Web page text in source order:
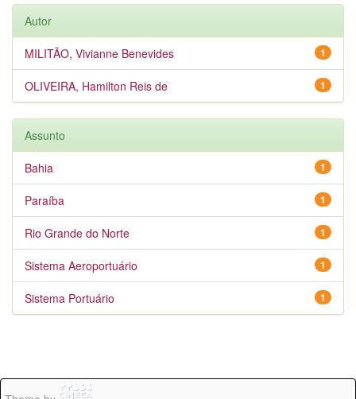
Autor
1
MILITÃO, Vivianne Benevides
1
OLIVEIRA, Hamilton Reis de
Assunto
1
Bahia
1
Paraíba
1
Rio Grande do Norte
1
Sistema Aeroportuário
1
Sistema Portuário